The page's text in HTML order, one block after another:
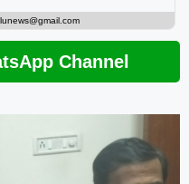
Channel